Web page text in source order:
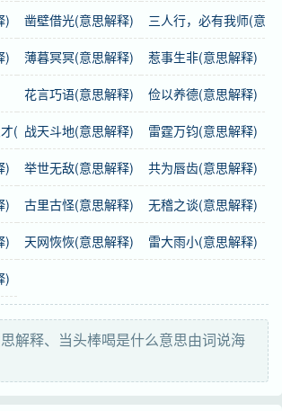
hè
ㄤˋ ㄏㄜˋ
作“dàng”；“喝”，不能读作“hē”。
性词。
语、宾语；多用于书面语。
当头一棒
for one to wake up from error
) 凿壁借光(意思解释) 三人行，必有我师(意
) 薄暮冥冥(意思解释) 惹事生非(意思解释)
花言巧语(意思解释) 俭以养德(意思解释)
(意思解释)
战天斗地(意思解释) 雷霆万钧(意思解释)
) 举世无敌(意思解释) 共为唇齿(意思解释)
) 古里古怪(意思解释) 无稽之谈(意思解释)
) 天网恢恢(意思解释) 雷大雨小(意思解释)
)
解释、当头棒喝是什么意思由词说海